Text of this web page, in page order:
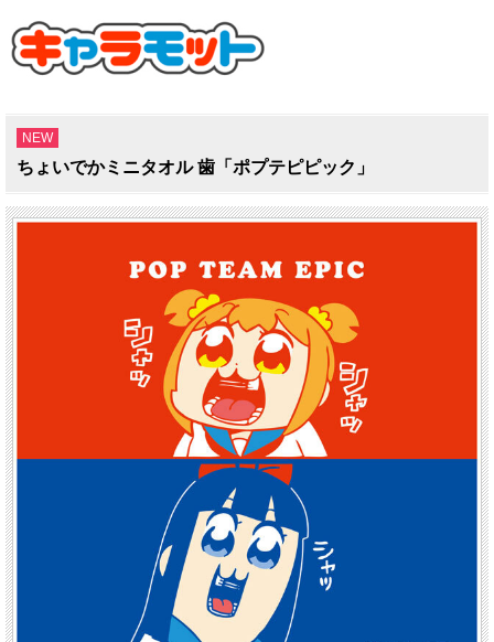
NEW
ちょいでかミニタオル 歯「ポプテピピック」